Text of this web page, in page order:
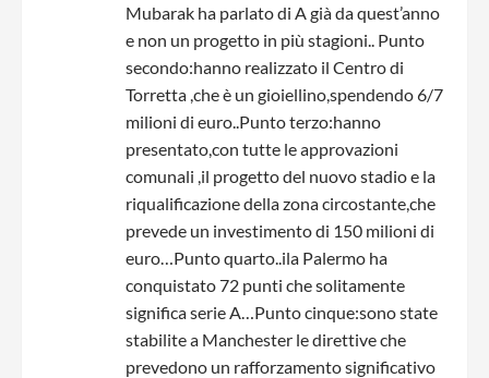
Mubarak ha parlato di A già da quest’anno
e non un progetto in più stagioni.. Punto
secondo:hanno realizzato il Centro di
Torretta ,che è un gioiellino,spendendo 6/7
milioni di euro..Punto terzo:hanno
presentato,con tutte le approvazioni
comunali ,il progetto del nuovo stadio e la
riqualificazione della zona circostante,che
prevede un investimento di 150 milioni di
euro…Punto quarto..ila Palermo ha
conquistato 72 punti che solitamente
significa serie A…Punto cinque:sono state
stabilite a Manchester le direttive che
prevedono un rafforzamento significativo